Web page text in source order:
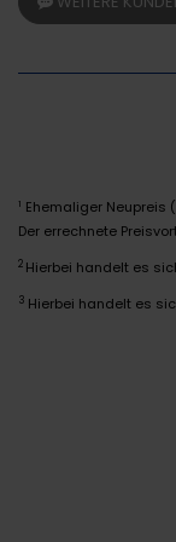
1 Ehemaliger Neupreis
Der errechnete
2 Hierbei handelt es
3 Hierbei handelt es